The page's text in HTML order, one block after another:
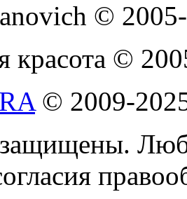
©
красота ©
© 2009-